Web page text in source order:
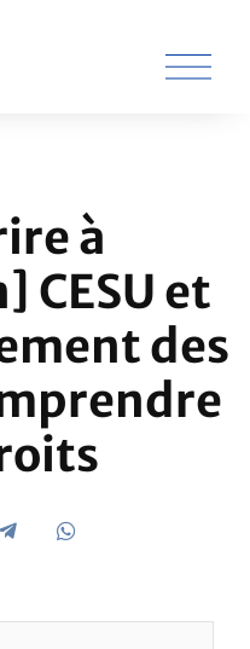
à
CESU et
des